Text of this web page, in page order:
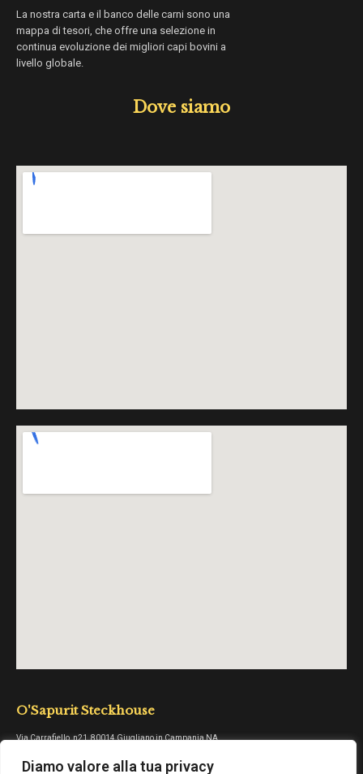
Diamo valore alla tua privacy
La nostra carta e il banco delle carni sono una
mappa di tesori, che offre una selezione in
continua evoluzione dei migliori capi bovini a
livello globale.
Dove siamo
O'Sapurit Steckhouse
Via Carrafiello, n21, 80014 Giugliano in Campania NA
O'Sapurit Burgerstore